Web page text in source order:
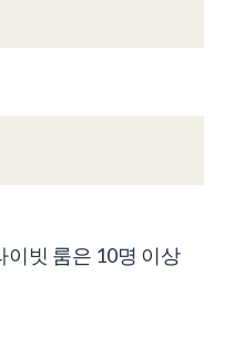
이빗 룸은 10명 이상